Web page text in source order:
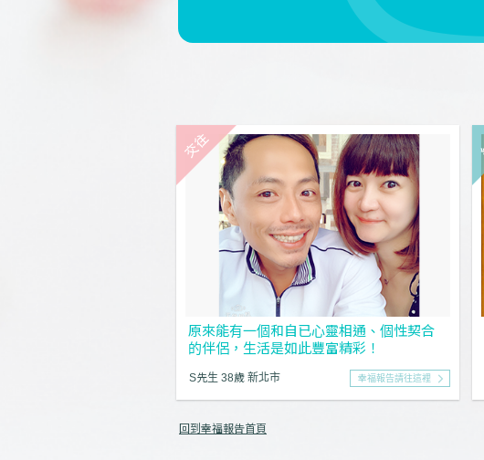
原來能有一個和自已心靈相通、個性契合
的伴侶，生活是如此豐富精彩！
S先生 38歲 新北市 幸福報告請往這裡
回到幸福報告首頁